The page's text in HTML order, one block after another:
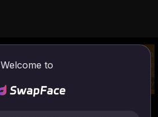
Welcome to
Générez une vidéo à